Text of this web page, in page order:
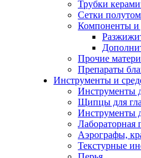
Трубки
Сетки
Компоненты и
Прочие
Препараты
Инструменты и
Инструменты
Щипцы для
Инструменты
Лабораторная
Аэрографы,
Текстурные